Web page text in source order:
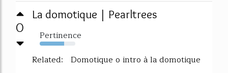
0
La domotique | Pearltrees
Pertinence
68%
Related: Domotique o intro à la domotique